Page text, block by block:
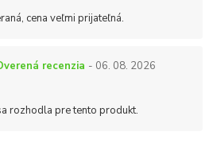
cena veľmi prijateľná.
recenzia - 06. 08. 2026
rozhodla pre tento produkt.